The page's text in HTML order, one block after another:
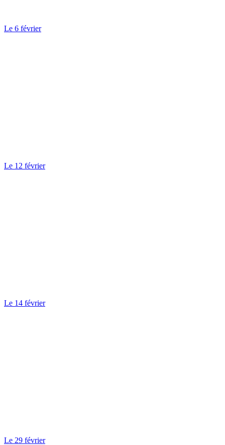
Le 6 février
Le 12 février
Le 14 février
Le 29 février